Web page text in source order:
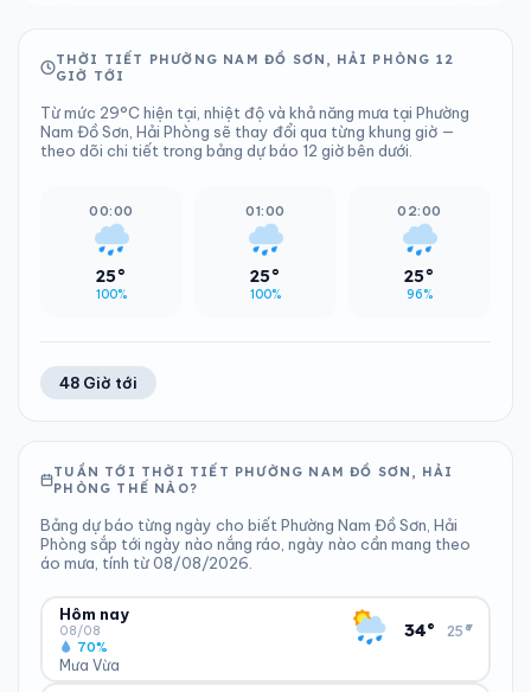
THỜI TIẾT PHƯỜNG NAM ĐỒ SƠN, HẢI PHÒNG 12
GIỜ TỚI
Từ mức 29°C hiện tại, nhiệt độ và khả năng mưa tại Phường
Nam Đồ Sơn, Hải Phòng sẽ thay đổi qua từng khung giờ —
theo dõi chi tiết trong bảng dự báo 12 giờ bên dưới.
00:00
25°
100%
01:00
25°
100%
02:00
25°
96%
48 Giờ tới
TUẦN TỚI THỜI TIẾT PHƯỜNG NAM ĐỒ SƠN, HẢI
PHÒNG THẾ NÀO?
Bảng dự báo từng ngày cho biết Phường Nam Đồ Sơn, Hải
Phòng sắp tới ngày nào nắng ráo, ngày nào cần mang theo
áo mưa, tính từ 08/08/2026.
Hôm nay
08/08
Mưa Vừa
70%
34° 25°
▾